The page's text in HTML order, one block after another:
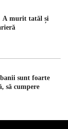
A murit tatăl și
sunt foarte
să cumpere